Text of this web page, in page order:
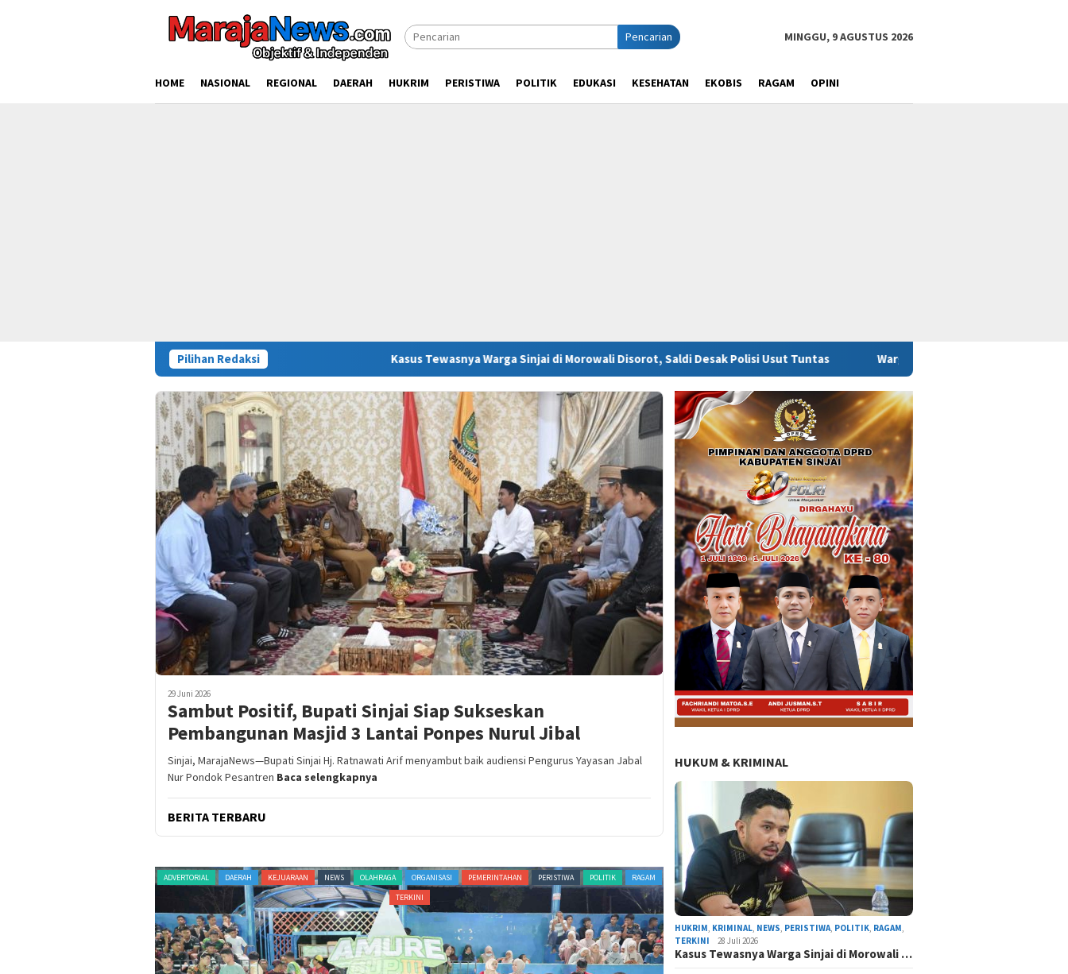
Pencarian MINGGU, 9 AGUSTUS 2026
HOME NASIONAL REGIONAL DAERAH HUKRIM PERISTIWA POLITIK EDUKASI KESEHATAN EKOBIS RAGAM OPINI
Pilihan Redaksi Kasus Tewasnya Warga Sinjai di Morowali Disorot, Saldi Desak Polisi Usut Tuntas Warga Sinjai Tewas Dikeroyok di Morowali, Ketua
29 Juni 2026
Sambut Positif, Bupati Sinjai Siap Sukseskan
Pembangunan Masjid 3 Lantai Ponpes Nurul Jibal
Sinjai, MarajaNews—Bupati Sinjai Hj. Ratnawati Arif menyambut baik audiensi Pengurus Yayasan Jabal
Nur Pondok Pesantren Baca selengkapnya
BERITA TERBARU
ADVERTORIAL DAERAH KEJUARAAN NEWS OLAHRAGA ORGANISASI PEMERINTAHAN PERISTIWA POLITIK
RAGAM
TERKINI
ADVERTORIAL NASIONAL NEWS
HUKUM & KRIMINAL
HUKRIM, KRIMINAL, NEWS, PERISTIWA, POLITIK, RAGAM,
TERKINI
28 Juli 2026
Kasus Tewasnya Warga Sinjai di Morowali …